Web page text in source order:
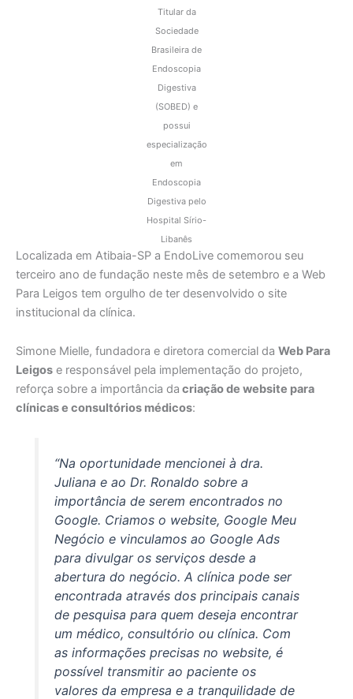
Titular da
Sociedade
Brasileira de
Endoscopia
Digestiva
(SOBED) e
possui
especialização
em
Endoscopia
Digestiva pelo
Hospital Sírio-
Libanês
Localizada em Atibaia-SP a EndoLive comemorou seu
terceiro ano de fundação neste mês de setembro e a Web
Para Leigos tem orgulho de ter desenvolvido o site
institucional da clínica.
Simone Mielle, fundadora e diretora comercial da Web Para
Leigos e responsável pela implementação do projeto,
reforça sobre a importância da criação de website para
clínicas e consultórios médicos:
“Na oportunidade mencionei à dra.
Juliana e ao Dr. Ronaldo sobre a
importância de serem encontrados no
Google. Criamos o website, Google Meu
Negócio e vinculamos ao Google Ads
para divulgar os serviços desde a
abertura do negócio. A clínica pode ser
encontrada através dos principais canais
de pesquisa para quem deseja encontrar
um médico, consultório ou clínica. Com
as informações precisas no website, é
possível transmitir ao paciente os
valores da empresa e a tranquilidade de